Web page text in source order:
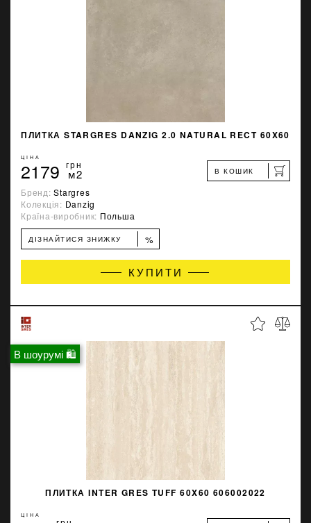
ПЛИТКА STARGRES DANZIG 2.0 NATURAL RECT 60X60
ЦІНА
2179 грн
м2 В КОШИК
Бренд:Stargres
Колекція: Danzig
Країна-виробник: Польша
ДІЗНАЙТИСЯ ЗНИЖКУ %
КУПИТИ
В шоурумі 🛍
ПЛИТКА INTER GRES TUFF 60X60 606002022
ЦІНА